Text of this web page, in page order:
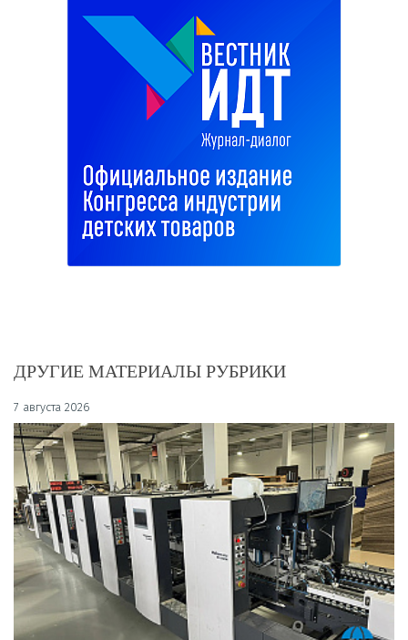
ДРУГИЕ МАТЕРИАЛЫ РУБРИКИ
7 августа 2026